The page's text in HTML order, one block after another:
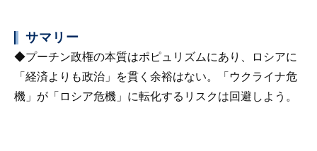
サマリー
◆プーチン政権の本質はポピュリズムにあり、ロシアに
「経済よりも政治」を貫く余裕はない。「ウクライナ危
機」が「ロシア危機」に転化するリスクは回避しよう。